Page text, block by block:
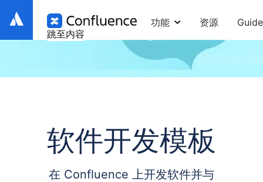
跳至内容
功能 资源
软件开发模板
在 Confluence 上开发软件并与